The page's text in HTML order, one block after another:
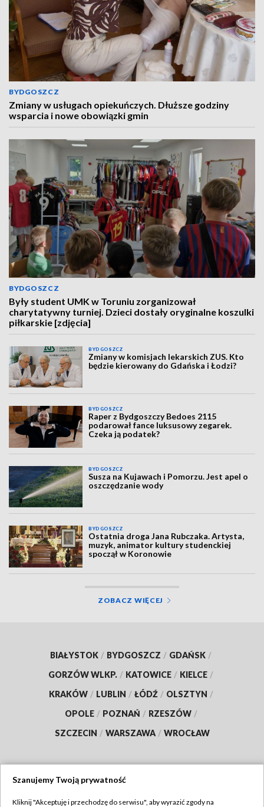
BYDGOSZCZ
Zmiany w usługach opiekuńczych. Dłuższe godziny
wsparcia i nowe obowiązki gmin
BYDGOSZCZ
Były student UMK w Toruniu zorganizował
charytatywny turniej. Dzieci dostały oryginalne koszulki
piłkarskie [zdjęcia]
BYDGOSZCZ
Zmiany w komisjach lekarskich ZUS. Kto
będzie kierowany do Gdańska i Łodzi?
BYDGOSZCZ
Raper z Bydgoszczy Bedoes 2115
podarował fance luksusowy zegarek.
Czeka ją podatek?
BYDGOSZCZ
Susza na Kujawach i Pomorzu. Jest apel o
oszczędzanie wody
BYDGOSZCZ
Ostatnia droga Jana Rubczaka. Artysta,
muzyk, animator kultury studenckiej
spoczął w Koronowie
ZOBACZ WIĘCEJ
BIAŁYSTOK / BYDGOSZCZ / GDAŃSK /
GORZÓW WLKP. / KATOWICE / KIELCE /
KRAKÓW / LUBLIN / ŁÓDŹ / OLSZTYN /
OPOLE / POZNAŃ / RZESZÓW /
SZCZECIN / WARSZAWA / WROCŁAW
Szanujemy Twoją prywatność
Kliknij "Akceptuję i przechodzę do serwisu", aby wyrazić zgody na